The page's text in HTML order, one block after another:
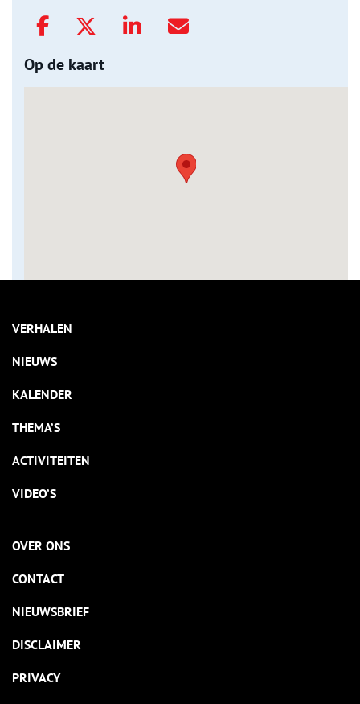
Op de kaart
VERHALEN
NIEUWS
KALENDER
THEMA’S
ACTIVITEITEN
VIDEO’S
OVER ONS
CONTACT
NIEUWSBRIEF
DISCLAIMER
PRIVACY